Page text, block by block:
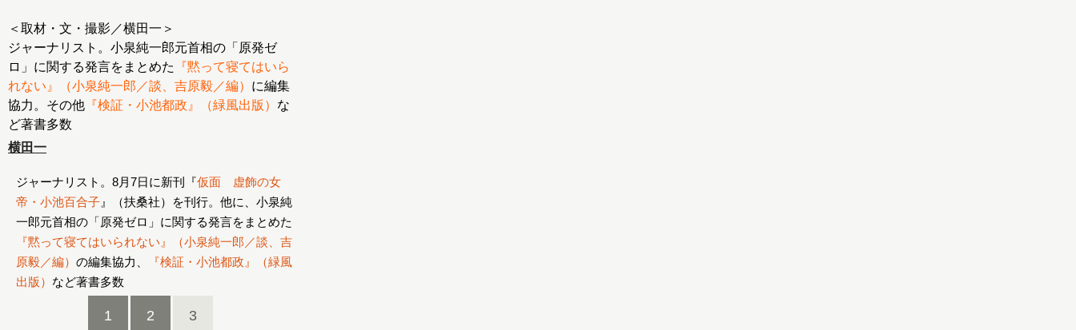
＜取材・文・撮影／横田一＞
ジャーナリスト。小泉純一郎元首相の「原発ゼ
ロ」に関する発言をまとめた
『黙って寝てはいら
れない』（小泉純一郎／談、吉原毅／編） に編集
協力。その他 『検証・小池都政』（緑風出版） な
ど著書多数
横田一
ジャーナリスト。8月7日に新刊『仮面 虚飾の女
帝・小池百合子 』（扶桑社）を刊行。他に、小泉純
一郎元首相の「原発ゼロ」に関する発言をまとめた
『黙って寝てはいられない』（小泉純一郎／談、吉
原毅／編） の編集協力、
『検証・小池都政』（緑風
出版） など著書多数
1 2 3